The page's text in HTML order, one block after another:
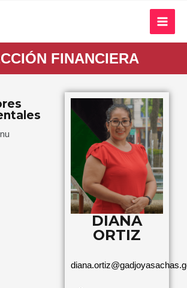
FINANCIERA
DIANA
ORTIZ